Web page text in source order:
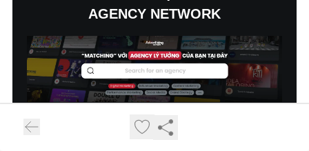
AGENCY NETWORK
Hơn 35 đơn vị agency với chuyên môn